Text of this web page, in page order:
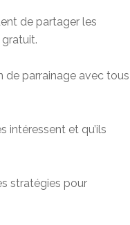
de partager les
parrainage avec tous
intéressent et qu’ils
stratégies pour